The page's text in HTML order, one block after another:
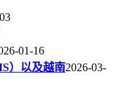
01-16
）以及越南2026-03-